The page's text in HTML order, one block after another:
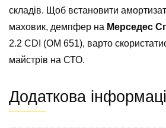
складів. Щоб встановити
маховик, демпфер на Мерседес
2.2 CDI (OM 651), варто
майстрів на СТО.
Додаткова